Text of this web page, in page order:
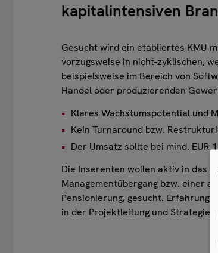
kapitalintensiven
Gesucht wird ein etabliertes KMU
vorzugsweise in nicht-zyklischen,
beispielsweise im Bereich von
Handel oder produzierenden
Klares Wachstumspotential und
Kein Turnaround bzw.
Der Umsatz sollte bei mind. EUR
Die Inserenten wollen aktiv in das
Managementübergang bzw. einer
Pensionierung, gesucht. Erfahrung
in der Projektleitung und